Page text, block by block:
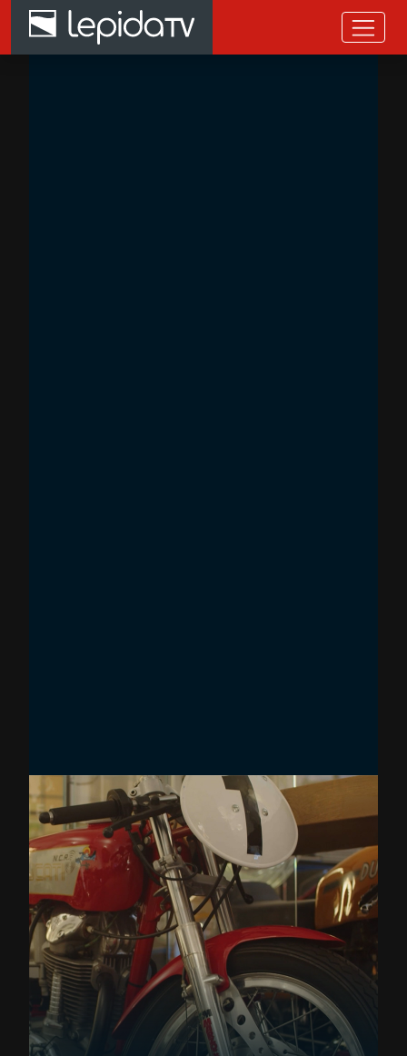
Salta al contenuto principale
Home page LepidaTV